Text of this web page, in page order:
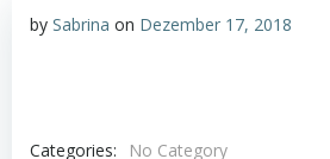
by Sabrina on Dezember 17, 2018
Categories:
No Category